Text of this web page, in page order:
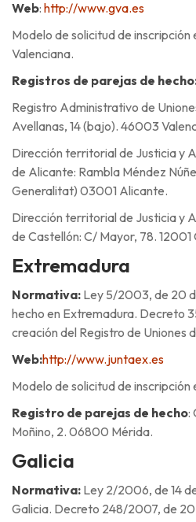
Web: http://www.gva.es
Modelo de solicitud de inscripción
Valenciana.
Registros de parejas de
Registro Administrativo de
Avellanas, 14 (bajo). 46003
Dirección territorial de Justicia y
de Alicante: Rambla Méndez
Generalitat) 03001 Alicante.
Dirección territorial de Justicia y
de Castellón: C/ Mayor, 78. 12001
Extremadura
Normativa: Ley 5/2003, de 20
hecho en Extremadura. Decreto
creación del Registro de Uniones
Web:http://www.juntaex.es
Modelo de solicitud de inscripción
Registro de parejas de hecho:
Moñino, 2. 06800 Mérida.
Galicia
Normativa: Ley 2/2006, de 14
Galicia. Decreto 248/2007, de